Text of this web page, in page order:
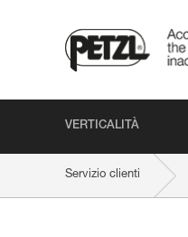
VERTICALITÀ
Servizio clienti